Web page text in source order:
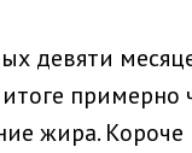
девяти
жира.